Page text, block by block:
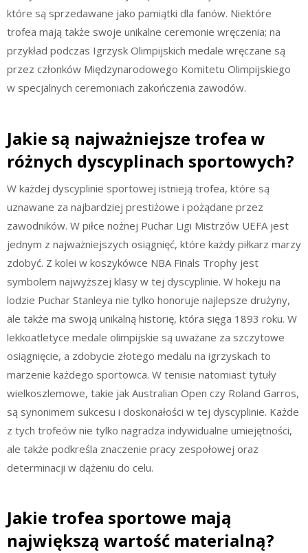
które są sprzedawane jako pamiątki dla fanów. Niektóre
trofea mają także swoje unikalne ceremonie wręczenia; na
przykład podczas Igrzysk Olimpijskich medale wręczane są
przez członków Międzynarodowego Komitetu Olimpijskiego
w specjalnych ceremoniach zakończenia zawodów.
Jakie są najważniejsze trofea w
różnych dyscyplinach sportowych?
W każdej dyscyplinie sportowej istnieją trofea, które są
uznawane za najbardziej prestiżowe i pożądane przez
zawodników. W piłce nożnej Puchar Ligi Mistrzów UEFA jest
jednym z najważniejszych osiągnięć, które każdy piłkarz marzy
zdobyć. Z kolei w koszykówce NBA Finals Trophy jest
symbolem najwyższej klasy w tej dyscyplinie. W hokeju na
lodzie Puchar Stanleya nie tylko honoruje najlepsze drużyny,
ale także ma swoją unikalną historię, która sięga 1893 roku. W
lekkoatletyce medale olimpijskie są uważane za szczytowe
osiągnięcie, a zdobycie złotego medalu na igrzyskach to
marzenie każdego sportowca. W tenisie natomiast tytuły
wielkoszlemowe, takie jak Australian Open czy Roland Garros,
są synonimem sukcesu i doskonałości w tej dyscyplinie. Każde
z tych trofeów nie tylko nagradza indywidualne umiejętności,
ale także podkreśla znaczenie pracy zespołowej oraz
determinacji w dążeniu do celu.
Jakie trofea sportowe mają
największą wartość materialną?